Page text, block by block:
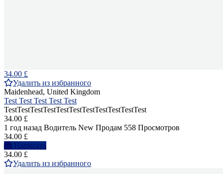
34.00 £
Удалить из избранного
Maidenhead, United Kingdom
Test Test Test Test Test
TestTestTestTestTestTestTestTestTestTestTest
34.00 £
1 год назад Водитель New Продам 558 Просмотров
34.00 £
Написать
34.00 £
Удалить из избранного